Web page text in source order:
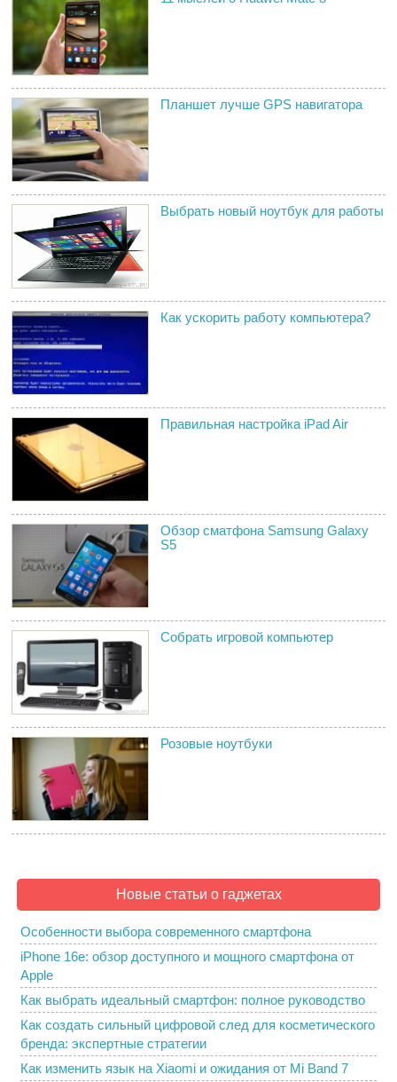
Планшет лучше GPS навигатора
Выбрать новый ноутбук для работы
Как ускорить работу компьютера?
Правильная настройка iPad Air
Обзор сматфона Samsung Galaxy
S5
Собрать игровой компьютер
Розовые ноутбуки
Новые статьи о гаджетах
Особенности выбора современного смартфона
iPhone 16e: обзор доступного и мощного смартфона от
Apple
Как выбрать идеальный смартфон: полное руководство
Как создать сильный цифровой след для косметического
бренда: экспертные стратегии
Как изменить язык на Xiaomi и ожидания от Mi Band 7